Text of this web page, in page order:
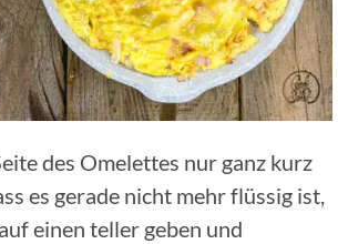
des Omelettes nur ganz kurz
es gerade nicht mehr flüssig ist,
einen teller geben und